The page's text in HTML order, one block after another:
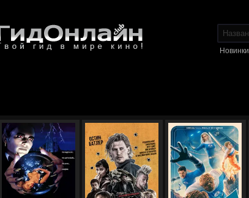
Новинки